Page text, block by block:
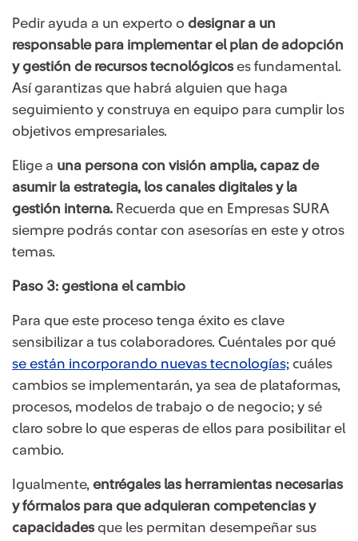
Pedir ayuda a un experto o designar a un
responsable para implementar el plan de adopción
y gestión de recursos tecnológicoses fundamental.
Así garantizas que habrá alguien que haga
seguimiento y construya en equipo para cumplir los
objetivos empresariales.
Elige a una persona con visión amplia, capaz de
asumir la estrategia, los canales digitales y la
gestión interna. Recuerda que en Empresas SURA
siempre podrás contar con asesorías en este y otros
temas.
Paso 3: gestiona el cambio
Para que este proceso tenga éxito es clave
sensibilizar a tus colaboradores. Cuéntales por qué
se están incorporando nuevas tecnologías; cuáles
cambios se implementarán, ya sea de plataformas,
procesos, modelos de trabajo o de negocio; y sé
claro sobre lo que esperas de ellos para posibilitar el
cambio.
Igualmente, entrégales las herramientas necesarias
y fórmalos para que adquieran competencias y
capacidadesque les permitan desempeñar sus